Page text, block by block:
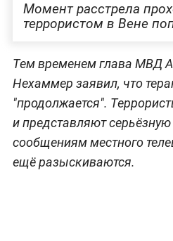
Момент расстрела
террористом в Вене
Тем временем глава МВД
Нехаммер заявил, что
"продолжается".
и представляют
сообщениям местного
ещё разыскиваются.